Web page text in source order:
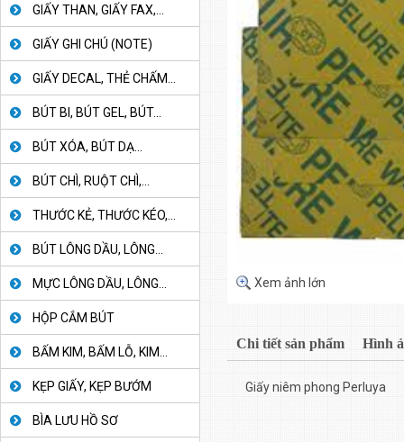
GIẤY THAN, GIẤY FAX,...
GIẤY GHI CHÚ (NOTE)
GIẤY DECAL, THẺ CHẤM...
BÚT BI, BÚT GEL, BÚT...
BÚT XÓA, BÚT DẠ...
BÚT CHÌ, RUỘT CHÌ,...
THƯỚC KẺ, THƯỚC KÉO,...
BÚT LÔNG DẦU, LÔNG...
MỰC LÔNG DẦU, LÔNG...
HỘP CẮM BÚT
BẤM KIM, BẤM LỖ, KIM...
KẸP GIẤY, KẸP BƯỚM
BÌA LƯU HỒ SƠ
Xem ảnh lớn
Chi tiết sản phẩm Hình
Giấy niêm phong Perluya